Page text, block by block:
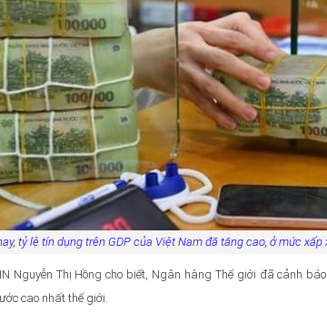
tỷ lệ tín dụng trên GDP của Việt Nam đã tăng cao, ở mức xấp
Nguyễn Thị Hồng cho biết, Ngân hàng Thế giới đã cảnh
cao nhất thế giới.